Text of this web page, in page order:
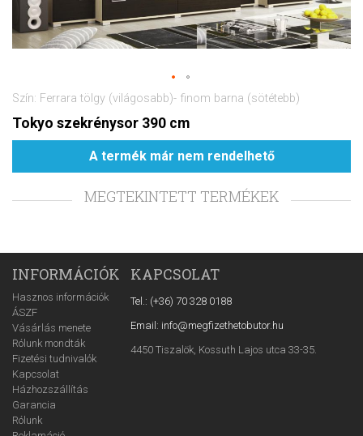
Szín: Ferrara tölgy (világosabb)- finom barna (sötétebb)
Tokyo szekrénysor 390 cm
A termék már nem rendelhető
MEGTEKINTETT TERMÉKEK
INFORMÁCIÓK
Hasznos információk
ÁSZF
Vásárlás menete
Rólunk mondták
Fizetési tudnivalók
Kapcsolat
Házhozszállítás
Garancia
Rólunk
KAPCSOLAT
Tel.: (+36) 70 328 0188
Email: info@megfizethetobutor.hu
4450 Tiszalök, Kossuth Lajos utca 33-35.